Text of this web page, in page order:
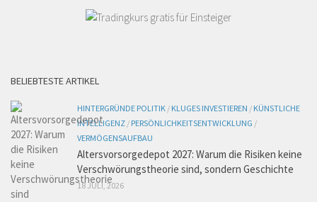
BELIEBTESTE ARTIKEL
HINTERGRÜNDE POLITIK / KLUGES INVESTIEREN / KÜNSTLICHE
INTELLIGENZ / PERSÖNLICHKEITSENTWICKLUNG /
VERMÖGENSAUFBAU
Altersvorsorgedepot 2027: Warum die Risiken keine
Verschwörungstheorie sind, sondern Geschichte
18 JULI, 2026